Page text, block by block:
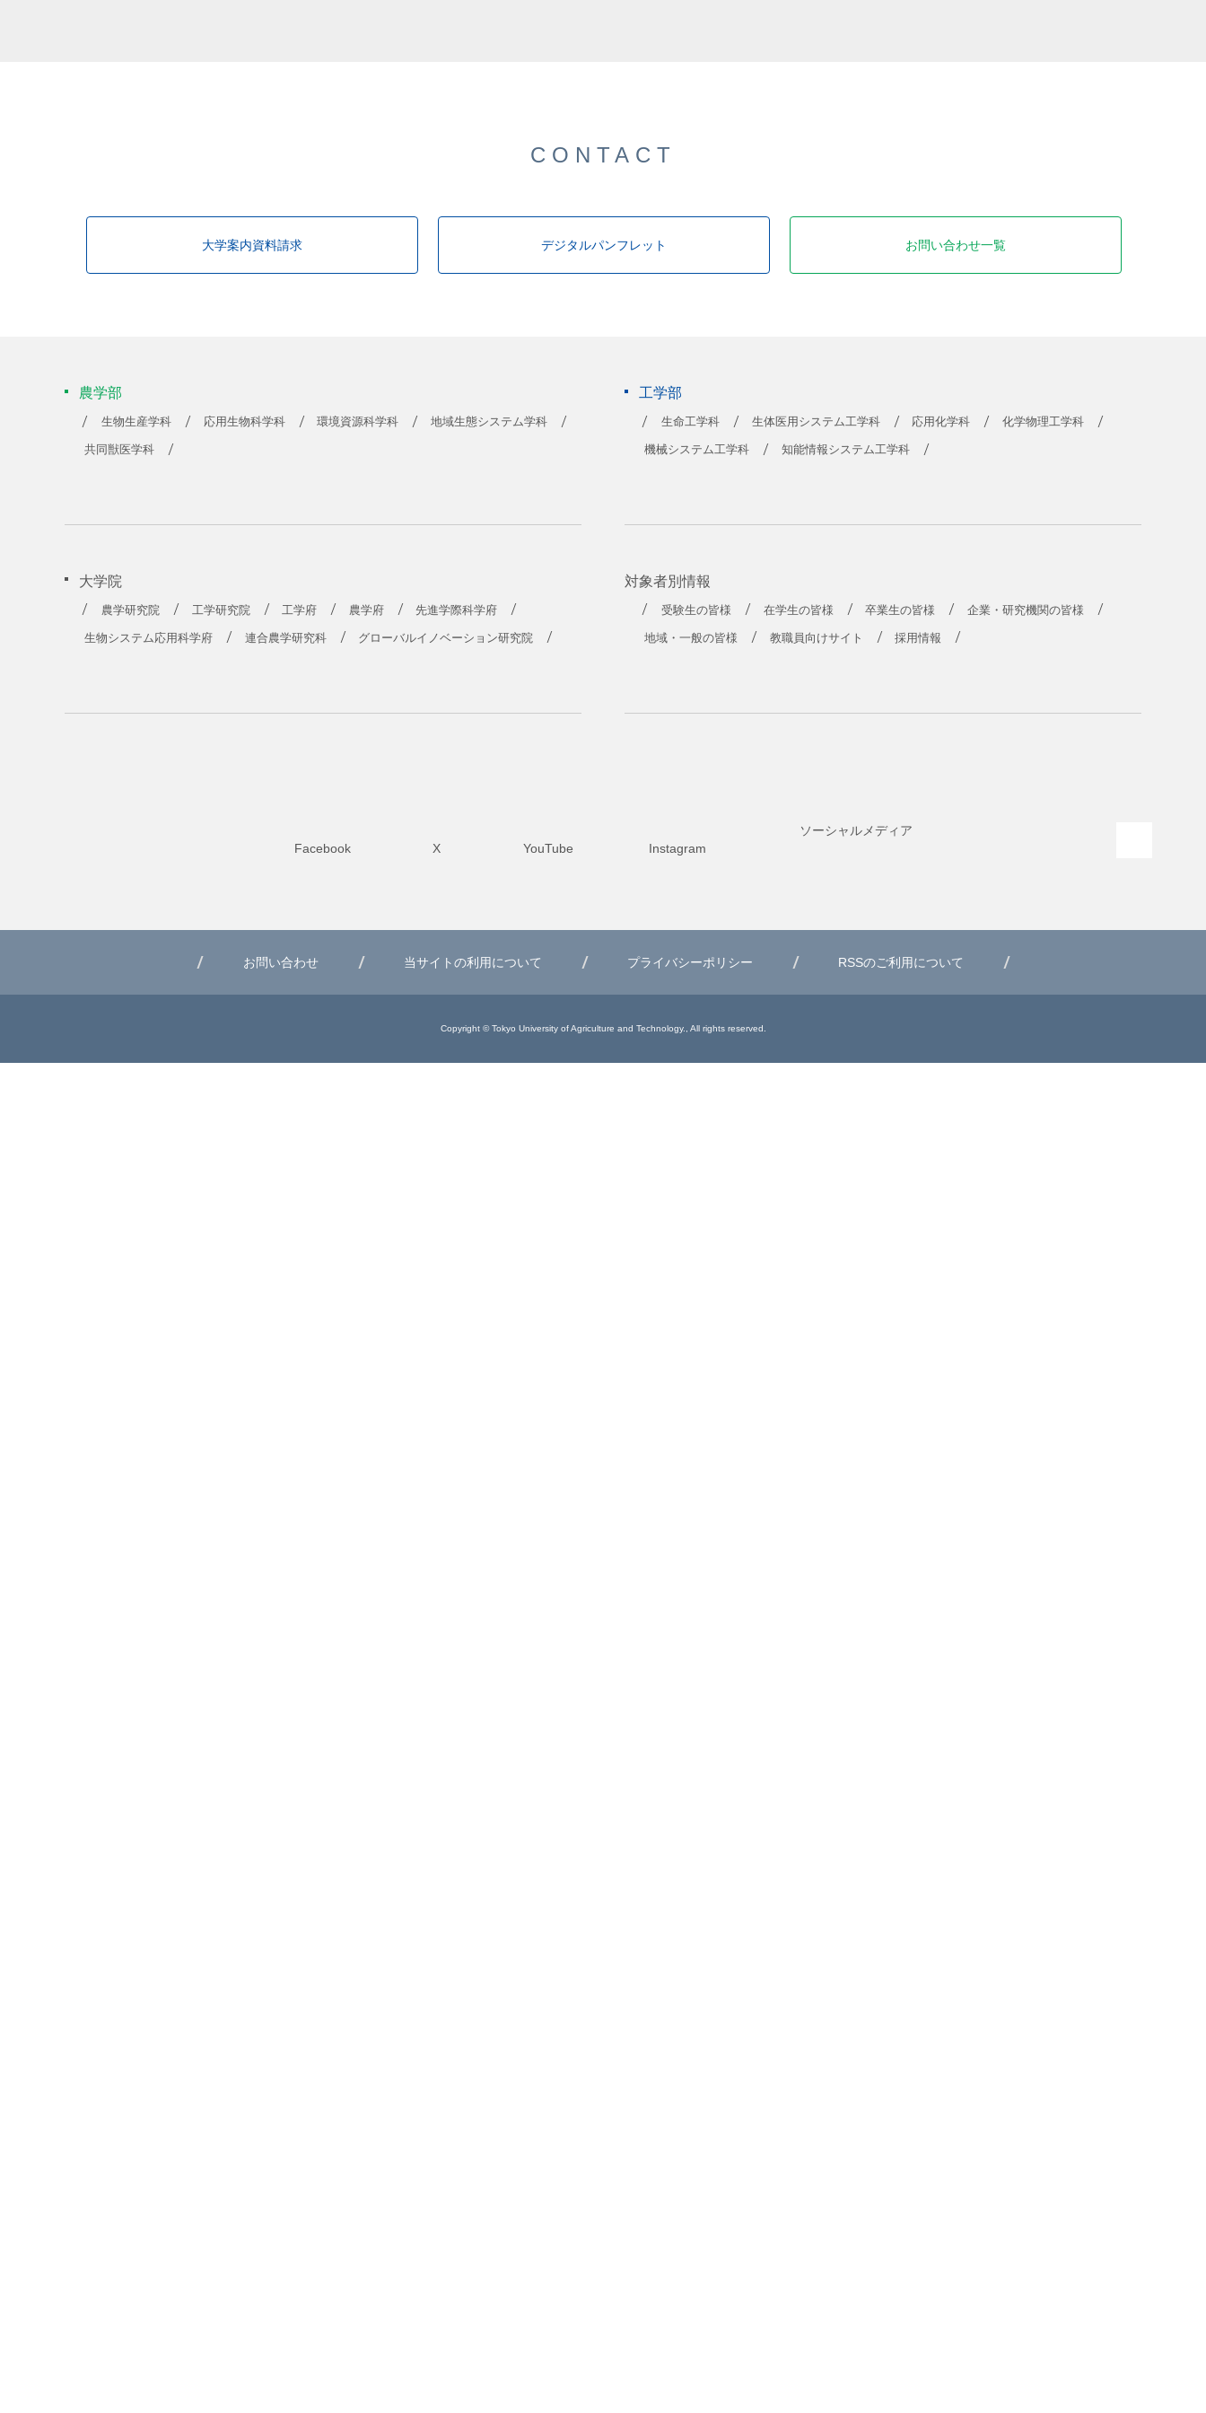
CONTACT
大学案内資料請求 デジタルパンフレット お問い合わせ一覧
農学部
生物生産学科 応用生物科学科 環境資源科学科 地域生態システム学科
共同獣医学科
工学部
生命工学科 生体医用システム工学科 応用化学科 化学物理工学科
機械システム工学科 知能情報システム工学科
大学院
農学研究院 工学研究院 工学府 農学府 先進学際科学府
生物システム応用科学府 連合農学研究科 グローバルイノベーション研究院
対象者別情報
受験生の皆様 在学生の皆様 卒業生の皆様 企業・研究機関の皆様
地域・一般の皆様 教職員向けサイト 採用情報
Facebook
X YouTube Instagram
ソーシャルメディア
お問い合わせ 当サイトの利用について プライバシーポリシー RSSのご利用について
Copyright © Tokyo University of Agriculture and Technology., All rights reserved.